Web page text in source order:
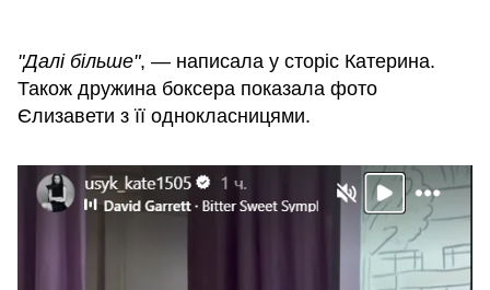
"Далі більше", — написала у сторіс Катерина.
Також дружина боксера показала фото
Єлизавети з її однокласницями.